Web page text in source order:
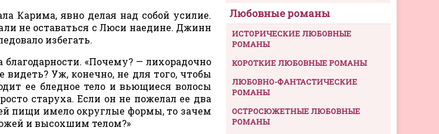
Карима, явно делая над собой усилие.
не оставаться с Люси наедине. Джинн
избегать.
«Почему? — лихорадочно
Уж, конечно, не для того, чтобы
ее бледное тело и вьющиеся волосы
старуха. Если он не пожелал ее два
пищи имело округлые формы, то зачем
и высохшим телом?»
Любовные романы
ИСТОРИЧЕСКИЕ ЛЮБОВНЫЕ
РОМАНЫ
КОРОТКИЕ ЛЮБОВНЫЕ РОМАНЫ
ЛЮБОВНО-ФАНТАСТИЧЕСКИЕ
РОМАНЫ
ОСТРОСЮЖЕТНЫЕ ЛЮБОВНЫЕ
РОМАНЫ